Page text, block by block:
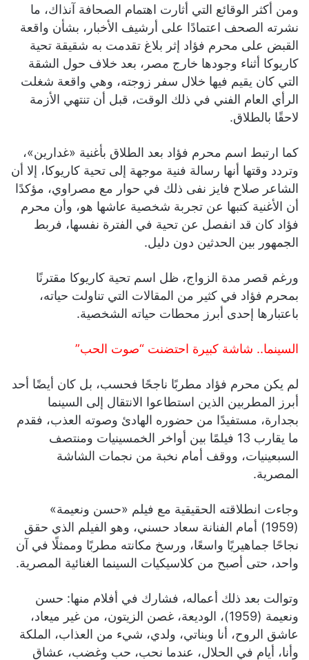
ومن أكثر الوقائع التي أثارت اهتمام الصحافة آنذاك، ما
نشرته الصحف اعتمادًا على أرشيف الأخبار، بشأن واقعة
القبض على محرم فؤاد إثر بلاغ تقدمت به شقيقة تحية
كاريوكا أثناء وجودها خارج مصر، بعد خلاف حول الشقة
التي كان يقيم فيها خلال سفر زوجته، وهي واقعة شغلت
الرأي العام الفني في ذلك الوقت، قبل أن تنتهي الأزمة
لاحقًا بالطلاق.
كما ارتبط اسم محرم فؤاد بعد الطلاق بأغنية «غدارين»،
وتردد وقتها أنها رسالة فنية موجهة إلى تحية كاريوكا، إلا أن
الشاعر صلاح فايز نفى ذلك في حوار مع مصراوي، مؤكدًا
أن الأغنية كتبها عن تجربة شخصية عاشها هو، وأن محرم
فؤاد كان قد انفصل عن تحية في الفترة نفسها، فربط
الجمهور بين الحدثين دون دليل.
ورغم قصر مدة الزواج، ظل اسم تحية كاريوكا مقترنًا
بمحرم فؤاد في كثير من المقالات التي تناولت حياته،
باعتبارها إحدى أبرز محطات حياته الشخصية.
السينما.. شاشة كبيرة احتضنت “صوت الحب”
لم يكن محرم فؤاد مطربًا ناجحًا فحسب، بل كان أيضًا أحد
أبرز المطربين الذين استطاعوا الانتقال إلى السينما
بجدارة، مستفيدًا من حضوره الهادئ وصوته العذب، فقدم
ما يقارب 13 فيلمًا بين أواخر الخمسينيات ومنتصف
السبعينيات، ووقف أمام نخبة من نجمات الشاشة
المصرية.
وجاءت انطلاقته الحقيقية مع فيلم «حسن ونعيمة»
(1959) أمام الفنانة سعاد حسني، وهو الفيلم الذي حقق
نجاحًا جماهيريًا واسعًا، ورسخ مكانته مطربًا وممثلًا في آن
واحد، حتى أصبح من كلاسيكيات السينما الغنائية المصرية.
وتوالت بعد ذلك أعماله، فشارك في أفلام منها: حسن
ونعيمة (1959)، الوديعة، غصن الزيتون، من غير ميعاد،
عاشق الروح، أنا وبناتي، ولدي، شيء من العذاب، الملكة
وأنا، أيام في الحلال، عندما نحب، حب وغضب، عشاق